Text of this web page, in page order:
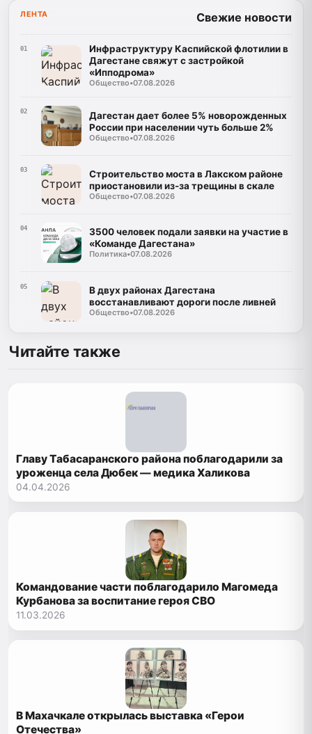
ЛЕНТА Свежие новости
01
Инфраструктуру Каспийской флотилии в
Дагестане свяжут с застройкой
«Ипподрома»
Общество•07.08.2026
02
Дагестан дает более 5% новорожденных
России при населении чуть больше 2%
Общество•07.08.2026
03
Строительство моста в Лакском районе
приостановили из-за трещины в скале
Общество•07.08.2026
04
3500 человек подали заявки на участие в
«Команде Дагестана»
Политика•07.08.2026
05
В двух районах Дагестана
восстанавливают дороги после ливней
Общество•07.08.2026
Читайте также
Главу Табасаранского района поблагодарили за
уроженца села Дюбек — медика Халикова
04.04.2026
Командование части поблагодарило Магомеда
Курбанова за воспитание героя СВО
11.03.2026
В Махачкале открылась выставка «Герои
Отечества»